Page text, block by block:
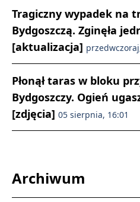
Tragiczny wypadek na
Bydgoszczą. Zginęła
[aktualizacja]
Płonął taras w bloku
Bydgoszczy. Ogień
[zdjęcia] 05 sierpnia, 16:01
Archiwum